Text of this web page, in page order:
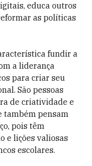
educa outros
as políticas
fundir a
a liderança
para criar seu
São pessoas
de criatividade e
também pensam
pois têm
e lições valiosas
escolares.